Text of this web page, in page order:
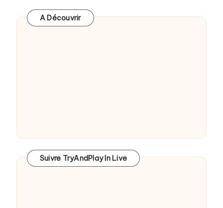
A Découvrir
Suivre TryAndPlay In Live